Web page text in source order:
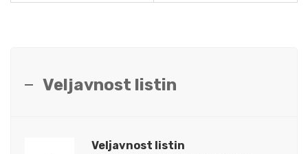
Veljavnost listin
Veljavnost listin